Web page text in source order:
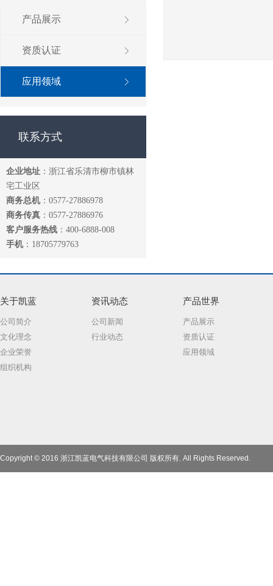
产品展示
资质认证
应用领域
联系方式
企业地址 ：浙江省乐清市柳市镇林
宅工业区
商务总机 ：0577-27886978
商务传真 ：0577-27886976
客户服务热线 ：400-6888-008
手机 ：18705779763
关于凯蓝
公司简介
文化理念
企业荣誉
组织机构
资讯动态
公司新闻
行业动态
产品世界
产品展示
资质认证
应用领域
Copyright © 2016 浙江凯蓝电气科技有限公司 版权所有. All Rights Reserved.